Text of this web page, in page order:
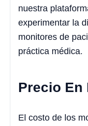
nuestra
experimentar la
monitores de
práctica médica.
Precio En
El costo de los